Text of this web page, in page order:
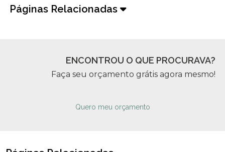
Páginas Relacionadas
ENCONTROU O QUE PROCURAVA?
Faça seu orçamento grátis agora mesmo!
Quero meu orçamento